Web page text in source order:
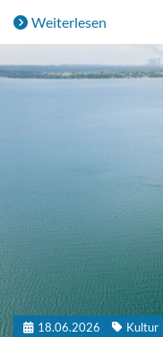
Weiterlesen
18.06.2026
Kultur